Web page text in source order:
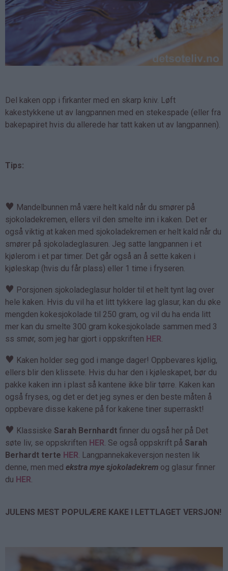
Del kaken opp i firkanter med en skarp kniv. Løft
kakestykkene ut av langpannen med en stekespade (eller fra
bakepapiret hvis du allerede har tatt kaken ut av langpannen).
Tips:
♥ Mandelbunnen må være helt kald når du smører på
sjokoladekremen, ellers vil den smelte inn i kaken. Det er
også viktig at kaken med sjokoladekremen er helt kald når du
smører på sjokoladeglasuren. Jeg satte langpannen i et
kjølerom i et par timer. Det går også an å sette kaken i
kjøleskap (hvis du får plass) eller 1 time i fryseren.
♥ Porsjonen sjokoladeglasur holder til et helt tynt lag over
hele kaken. Hvis du vil ha et litt tykkere lag glasur, kan du øke
mengden kokesjokolade til 250 gram, og vil du ha enda litt
mer kan du smelte 300 gram kokesjokolade sammen med 3
ss smør, som jeg har gjort i oppskriften HER.
♥ Kaken holder seg god i mange dager! Oppbevares kjølig,
ellers blir den klissete. Hvis du har den i kjøleskapet, bør du
pakke kaken inn i plast så kantene ikke blir tørre. Kaken kan
også fryses, og det er det jeg synes er den beste måten å
oppbevare disse kakene på for kakene tiner superraskt!
♥ Klassiske Sarah Bernhardt finner du også her på Det
søte liv, se oppskriften HER. Se også oppskrift på Sarah
Berhardt terte HER. Langpannekakeversjon nesten lik
denne, men med ekstra mye sjokoladekrem og glasur finner
du HER.
JULENS MEST POPULÆRE KAKE I LETTLAGET VERSJON!